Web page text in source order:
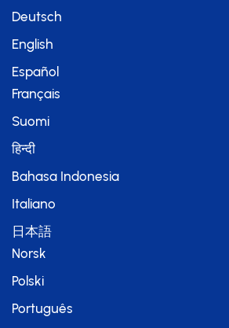
Deutsch
English
Español
Français
Suomi
हिन्दी
Bahasa Indonesia
Italiano
日本語
Norsk
Polski
Português